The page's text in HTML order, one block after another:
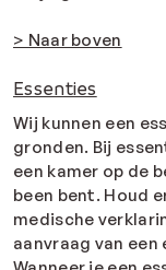
> Naar boven
Essenties
Wij kunnen een
gronden. Bij
een kamer op de
been bent. Houd
medische
aanvraag van